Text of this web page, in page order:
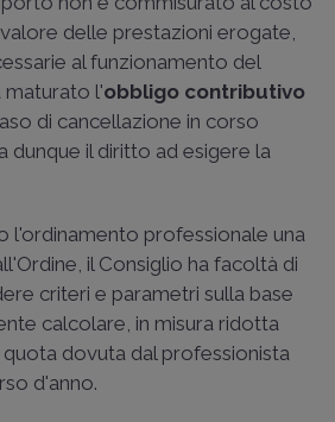
delle prestazioni erogate,
al funzionamento del
maturato l'obbligo contributivo
di cancellazione in corso
dunque il diritto ad esigere la
l'ordinamento professionale una
il Consiglio ha facoltà di
criteri e parametri sulla base
calcolare, in misura ridotta
dovuta dal professionista
d'anno.